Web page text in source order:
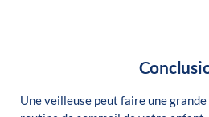
Une veilleuse peut faire une